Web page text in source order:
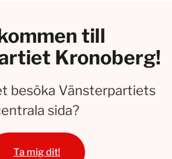
till
Kronoberg!
besöka Vänsterpartiets
sida?
Ta mig dit!